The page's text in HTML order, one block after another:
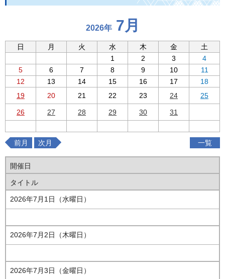
2026年 7月
日 月 火 水 木 金
土
1
2 3
4
5
6 7 8 9 10
11
12
13 14 15 16 17
18
19
20 21 22 23 24 25
26 27 28 29 30 31
前月 一覧
次月
開催日
タイトル
2026年7月1日（水曜日）
2026年7月2日（木曜日）
2026年7月3日（金曜日）